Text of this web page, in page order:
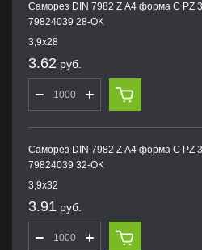
Саморез DIN 7982 Z А4 форма С PZ
79824039 28-OK
3,9х28
3.62 руб.
Саморез DIN 7982 Z А4 форма С PZ
79824039 32-OK
3,9х32
3.91 руб.